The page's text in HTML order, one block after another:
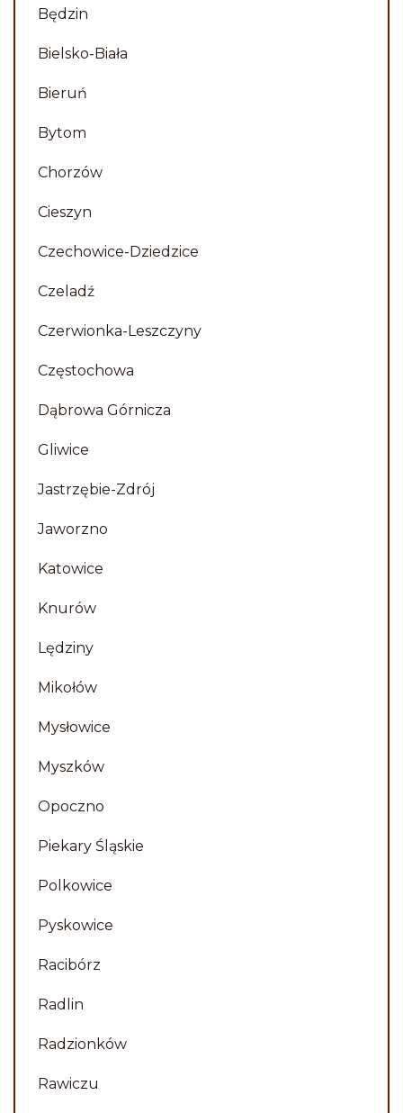
Będzin
Bielsko-Biała
Bieruń
Bytom
Chorzów
Cieszyn
Czechowice-Dziedzice
Czeladź
Czerwionka-Leszczyny
Częstochowa
Dąbrowa Górnicza
Gliwice
Jastrzębie-Zdrój
Jaworzno
Katowice
Knurów
Lędziny
Mikołów
Mysłowice
Myszków
Opoczno
Piekary Śląskie
Polkowice
Pyskowice
Racibórz
Radlin
Radzionków
Rawiczu